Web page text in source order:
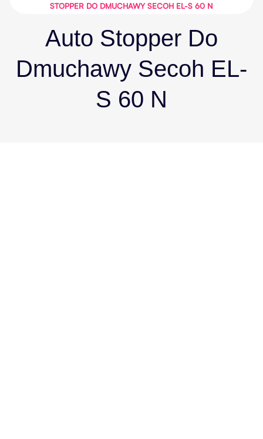
STOPPER DO DMUCHAWY SECOH EL-S 60 N
Auto Stopper Do
Dmuchawy Secoh EL-
S 60 N